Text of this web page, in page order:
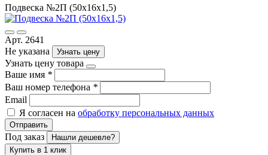
Подвеска №2П (50х16х1,5)
Арт. 2641
Не указана
Узнать цену
Узнать цену товара
Ваше имя *
Ваш номер телефона *
Email
Я согласен на обработку персональных данных
Отправить
Под заказ
Нашли дешевле?
Купить в 1 клик